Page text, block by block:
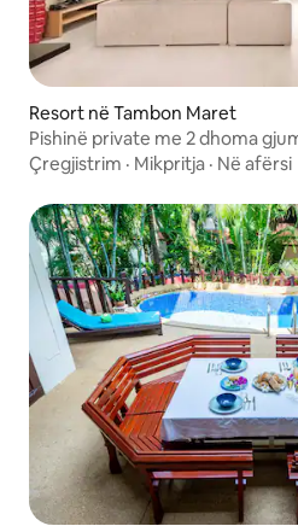
Resort në Tambon Maret
Pishinë private me 2 dhoma
deti)
Çregjistrim · Mikpritja · Në afërsi